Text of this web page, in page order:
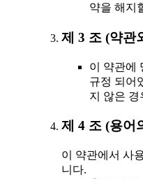
약을 해지
제 3 조 (약관
이 약관에
규정 되어
지 않은
제 4 조 (용어
이 약관에서 사
니다.